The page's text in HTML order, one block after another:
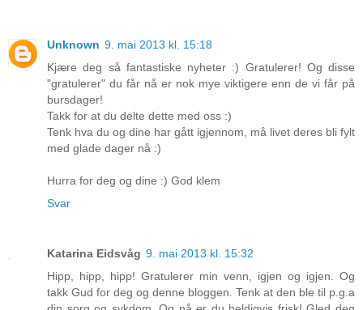
Unknown 9. mai 2013 kl. 15:18
Kjære deg så fantastiske nyheter :) Gratulerer! Og disse
"gratulerer" du får nå er nok mye viktigere enn de vi får på
bursdager!
Takk for at du delte dette med oss :)
Tenk hva du og dine har gått igjennom, må livet deres bli fylt
med glade dager nå :)
Hurra for deg og dine :) God klem
Svar
Katarina Eidsvåg 9. mai 2013 kl. 15:32
Hipp, hipp, hipp! Gratulerer min venn, igjen og igjen. Og
takk Gud for deg og denne bloggen. Tenk at den ble til p.g.a